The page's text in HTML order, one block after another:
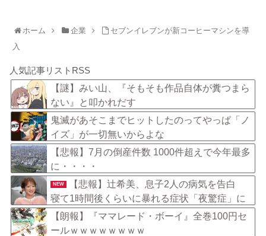
ホーム 企業
セブンイレブンが新コーヒーマシンを導
入
人気記事リストRSS
【謎】みい山、『そもそも作品自体が糞つまら
ない』と叩かれだす
鬼滅があそこまでヒットしたのってやっぱ「ノ
イズ」が一切無いからよな
【悲報】7月の倒産件数 1000件超えで今年最多
に・・・・
NEW
【悲報】辻希美、息子2人の病気を告白
寝て1時間後くらいに暴れる症状「夜驚症」に
ファンからアドバイスの声
【朗報】『ママレード・ボーイ』全巻100円セ
ールｗｗｗｗｗｗｗｗ